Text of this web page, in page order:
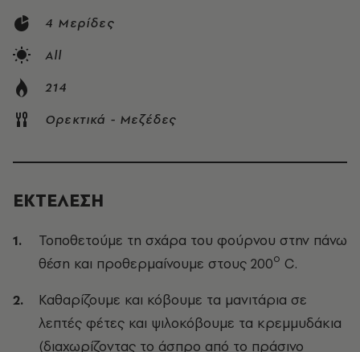
4 Μερίδες
All
214
Ορεκτικά - Μεζέδες
ΕΚΤΕΛΕΣΗ
Τοποθετούμε τη σχάρα του φούρνου στην πάνω
θέση και προθερμαίνουμε στους 200ο C.
Καθαρίζουμε και κόβουμε τα μανιτάρια σε
λεπτές φέτες και ψιλοκόβουμε τα κρεμμυδάκια
(διαχωρίζοντας το άσπρο από το πράσινο